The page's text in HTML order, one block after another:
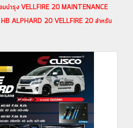
มบำรุง VELLFIRE 20 MAINTENANCE
ALPHARD 20 VELLFIRE 20 สำหรับ